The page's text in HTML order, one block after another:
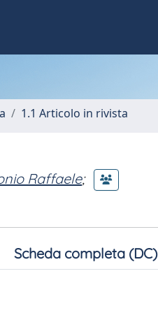
1.1 Articolo in rivista
Raffaele;
Scheda completa (DC)